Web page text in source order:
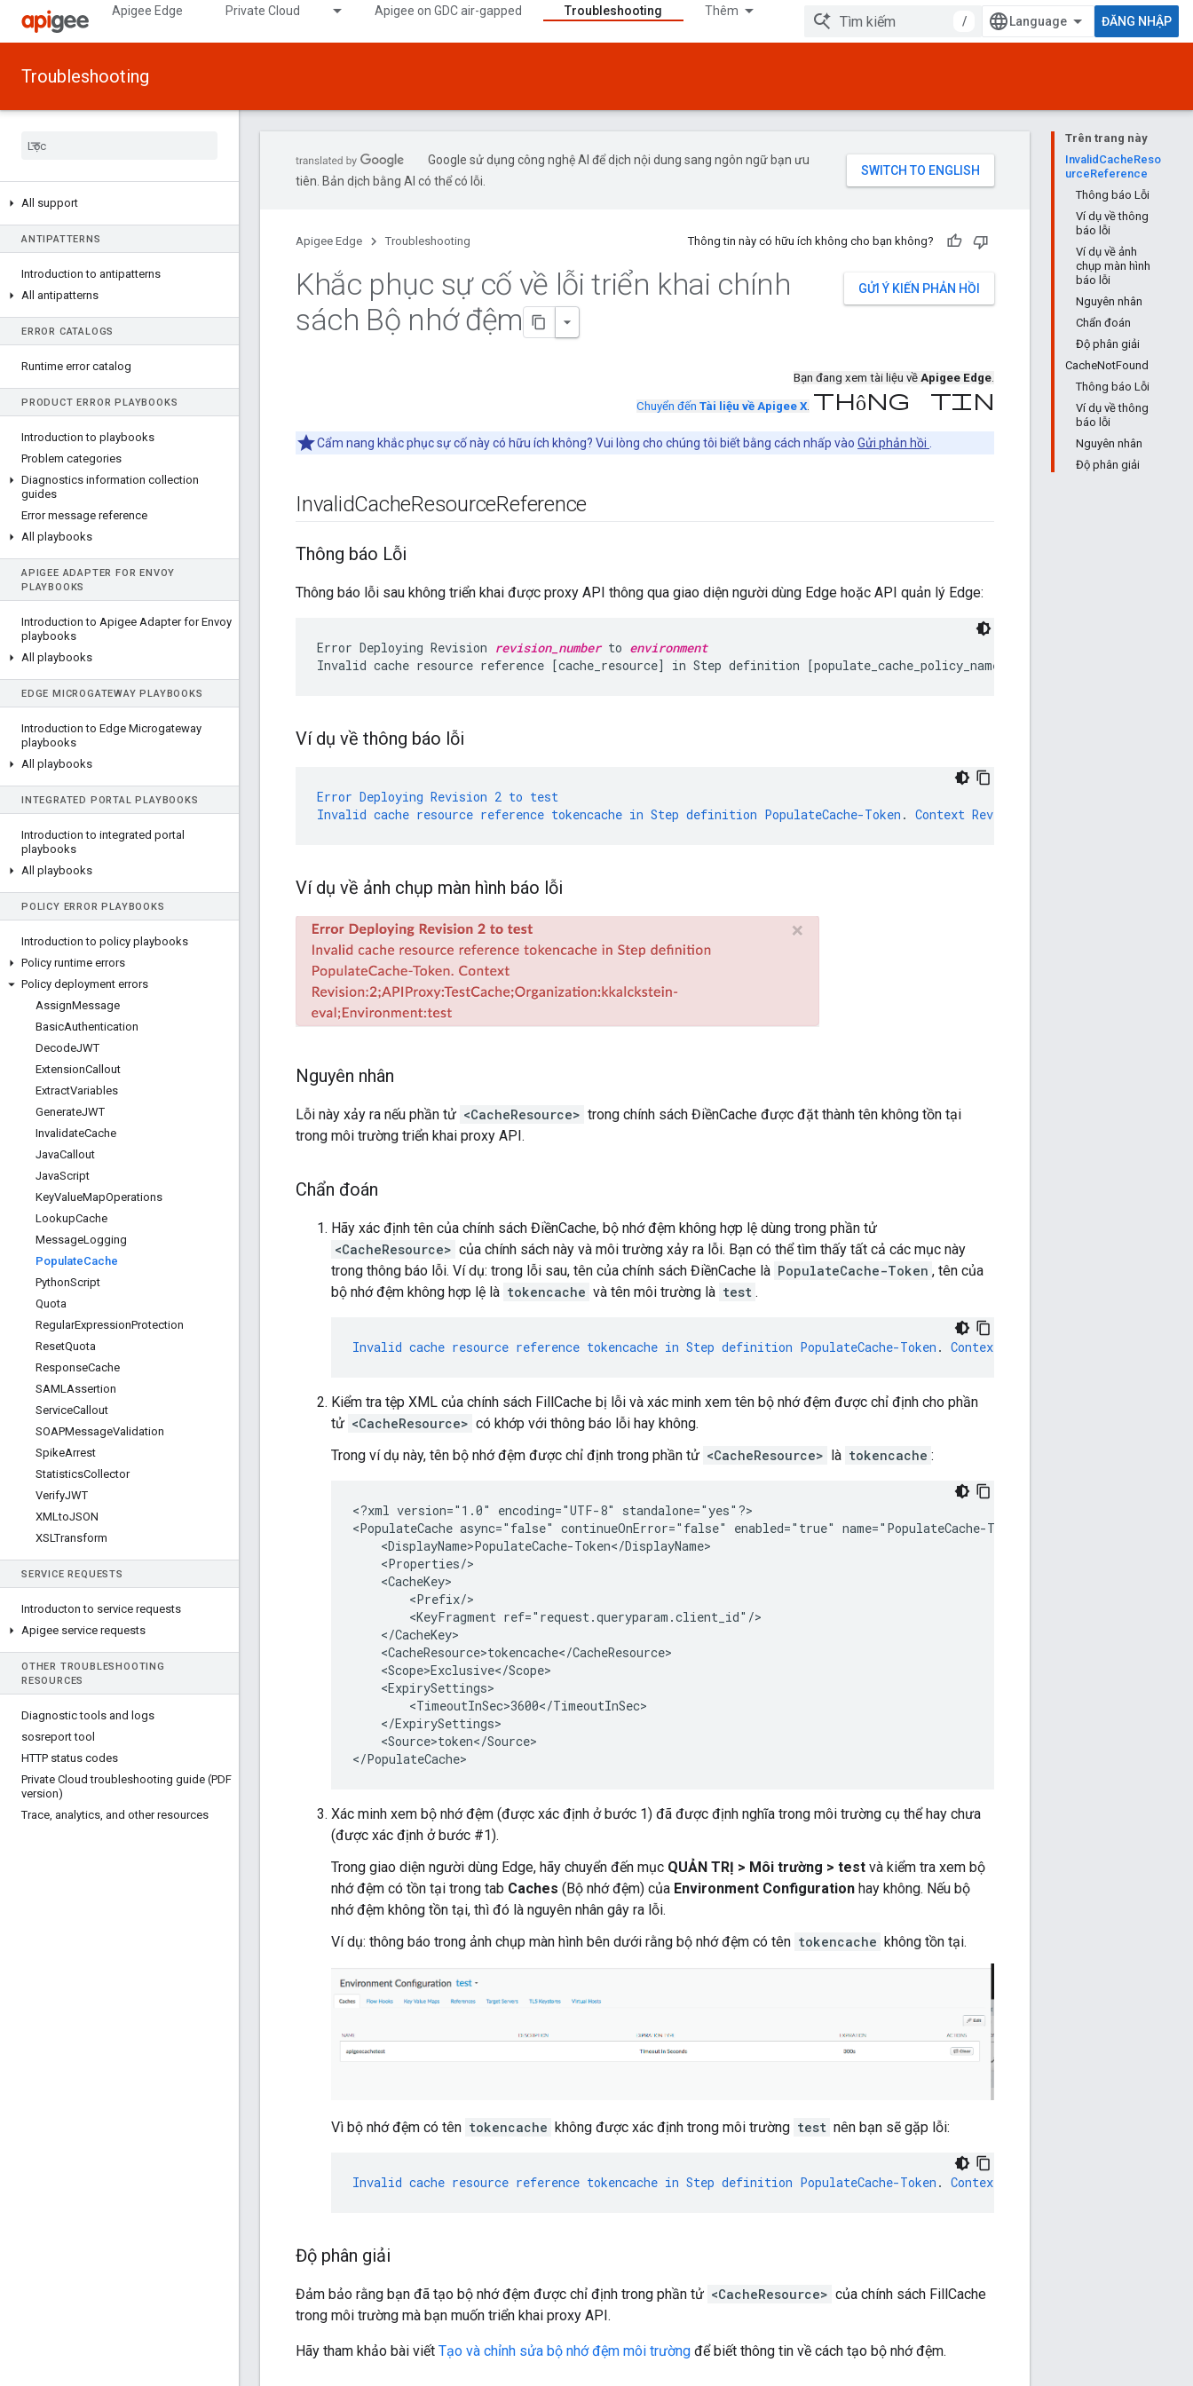
Apigee Edge Private Cloud Apigee on GDC air-gapped Troubleshooting Thêm
/ ĐĂNG NHẬP
Troubleshooting
All support
ANTIPATTERNS
Introduction to antipatterns
All antipatterns
ERROR CATALOGS
Runtime error catalog
PRODUCT ERROR PLAYBOOKS
Introduction to playbooks
Problem categories
Diagnostics information collection
guides
Error message reference
All playbooks
APIGEE ADAPTER FOR ENVOY
PLAYBOOKS
Introduction to Apigee Adapter for Envoy
playbooks
All playbooks
EDGE MICROGATEWAY PLAYBOOKS
Introduction to Edge Microgateway
playbooks
All playbooks
INTEGRATED PORTAL PLAYBOOKS
Introduction to integrated portal
playbooks
All playbooks
POLICY ERROR PLAYBOOKS
Introduction to policy playbooks
Policy runtime errors
Policy deployment errors
AssignMessage
BasicAuthentication
DecodeJWT
ExtensionCallout
ExtractVariables
GenerateJWT
InvalidateCache
JavaCallout
JavaScript
KeyValueMapOperations
LookupCache
MessageLogging
PopulateCache
PythonScript
Quota
RegularExpressionProtection
ResetQuota
ResponseCache
SAMLAssertion
ServiceCallout
SOAPMessageValidation
SpikeArrest
StatisticsCollector
VerifyJWT
XMLtoJSON
XSLTransform
SERVICE REQUESTS
Introducton to service requests
Apigee service requests
OTHER TROUBLESHOOTING
RESOURCES
Diagnostic tools and logs
sosreport tool
HTTP status codes
Private Cloud troubleshooting guide (PDF
version)
Trace, analytics, and other resources
Trên trang này
InvalidCacheReso
urceReference
Thông báo Lỗi
Ví dụ về thông
báo lỗi
Ví dụ về ảnh
chụp màn hình
báo lỗi
Nguyên nhân
Chẩn đoán
Độ phân giải
CacheNotFound
Thông báo Lỗi
Ví dụ về thông
báo lỗi
Nguyên nhân
Độ phân giải
Google sử dụng công nghệ AI để dịch nội dung sang ngôn ngữ bạn ưu
tiên. Bản dịch bằng AI có thể có lỗi.
Apigee Edge Troubleshooting Thông tin này có hữu ích không cho bạn không?
GỬI Ý KIẾN PHẢN HỒI
Khắc phục sự cố về lỗi triển khai chính
sách Bộ nhớ đệm
Bạn đang xem tài liệu về Apigee Edge.
Chuyển đến Tài liệu về Apigee X. thông tin
Cẩm nang khắc phục sự cố này có hữu ích không? Vui lòng cho chúng tôi biết bằng cách nhấp vào Gửi phản hồi
InvalidCacheResourceReference
Thông báo Lỗi
Thông báo lỗi sau không triển khai được proxy API thông qua giao diện người dùng Edge hoặc API quản lý Edge:
Error Deploying Revision revision_number to environment
Ví dụ về thông báo lỗi
Error Deploying Revision 2 to test
Invalid cache resource reference tokencache in Step definition PopulateCache-Token . Context Revision
Ví dụ về ảnh chụp màn hình báo lỗi
Nguyên nhân
Lỗi này xảy ra nếu phần tử <CacheResource> trong chính sách ĐiềnCache được đặt thành tên không tồn tại
trong môi trường triển khai proxy API.
Chẩn đoán
Hãy xác định tên của chính sách ĐiềnCache, bộ nhớ đệm không hợp lệ dùng trong phần tử
<CacheResource> của chính sách này và môi trường xảy ra lỗi. Bạn có thể tìm thấy tất cả các mục này
trong thông báo lỗi. Ví dụ: trong lỗi sau, tên của chính sách ĐiềnCache là PopulateCache-Token , tên của
bộ nhớ đệm không hợp lệ là tokencache và tên môi trường là test .
Invalid cache resource reference tokencache in Step definition PopulateCache-Token . Context
Kiểm tra tệp XML của chính sách FillCache bị lỗi và xác minh xem tên bộ nhớ đệm được chỉ định cho phần
tử <CacheResource> có khớp với thông báo lỗi hay không.
Trong ví dụ này, tên bộ nhớ đệm được chỉ định trong phần tử <CacheResource> là tokencache :
<?xml version="1.0" encoding="UTF-8" standalone="yes"?>
<PopulateCache async="false" continueOnError="false" enabled="true" name="PopulateCache-Token">
    <DisplayName>PopulateCache-Token</DisplayName>
    <Properties/>
    <CacheKey>
        <Prefix/>
        <KeyFragment ref="request.queryparam.client_id"/>
    </CacheKey>
    <CacheResource>tokencache</CacheResource>
    <Scope>Exclusive</Scope>
    <ExpirySettings>
        <TimeoutInSec>3600</TimeoutInSec>
    </ExpirySettings>
    <Source>token</Source>
Xác minh xem bộ nhớ đệm (được xác định ở bước 1) đã được định nghĩa trong môi trường cụ thể hay chưa
(được xác định ở bước #1).
Trong giao diện người dùng Edge, hãy chuyển đến mục QUẢN TRỊ > Môi trường > test và kiểm tra xem bộ
nhớ đệm có tồn tại trong tab Caches (Bộ nhớ đệm) của Environment Configuration hay không. Nếu bộ
nhớ đệm không tồn tại, thì đó là nguyên nhân gây ra lỗi.
Ví dụ: thông báo trong ảnh chụp màn hình bên dưới rằng bộ nhớ đệm có tên tokencache không tồn tại.
Vì bộ nhớ đệm có tên tokencache không được xác định trong môi trường test nên bạn sẽ gặp lỗi:
Invalid cache resource reference tokencache in Step definition PopulateCache-Token . Context
Độ phân giải
Đảm bảo rằng bạn đã tạo bộ nhớ đệm được chỉ định trong phần tử <CacheResource> của chính sách FillCache
trong môi trường mà bạn muốn triển khai proxy API.
Hãy tham khảo bài viết Tạo và chỉnh sửa bộ nhớ đệm môi trường để biết thông tin về cách tạo bộ nhớ đệm.